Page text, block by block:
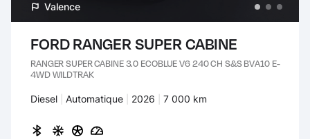
Valence
FORD RANGER SUPER CABINE
RANGER SUPER CABINE 3.0 ECOBLUE V6 240 CH S&S BVA10 E-
4WD WILDTRAK
Carburant :
Diesel Transmission :
Automatique Années :
2026 Kilomètres :
7 000 km